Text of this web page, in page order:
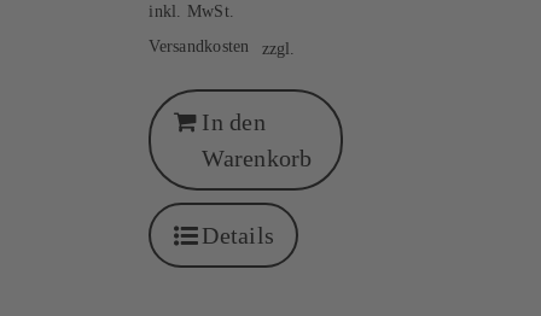
inkl. MwSt.
zzgl.
Versandkosten
In den
Warenkorb
Details